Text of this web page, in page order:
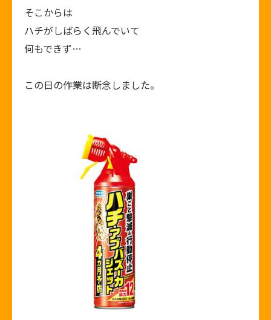
そこからは
ハチがしばらく飛んでいて
何もできず…
この日の作業は断念しました。